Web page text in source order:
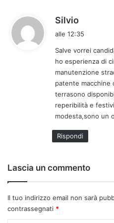
Silvio
e
t
t
o
:
alle 12:35
Salve vorrei
ho esperienza di
manutenzione
patente macchine
terrasono
reperibilità e
modesta,sono un
Rispondi
Lascia un commento
Il tuo indirizzo email non sarà
contrassegnati *